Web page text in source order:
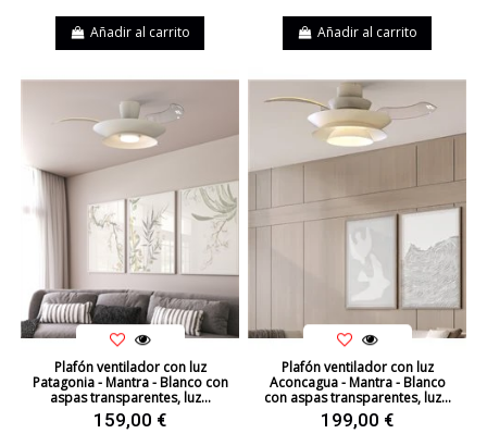
Añadir al carrito Añadir al carrito
Plafón ventilador con luz
Patagonia - Mantra - Blanco con
aspas transparentes, luz...
159,00 €
Plafón ventilador con luz
Aconcagua - Mantra - Blanco
con aspas transparentes, luz...
199,00 €